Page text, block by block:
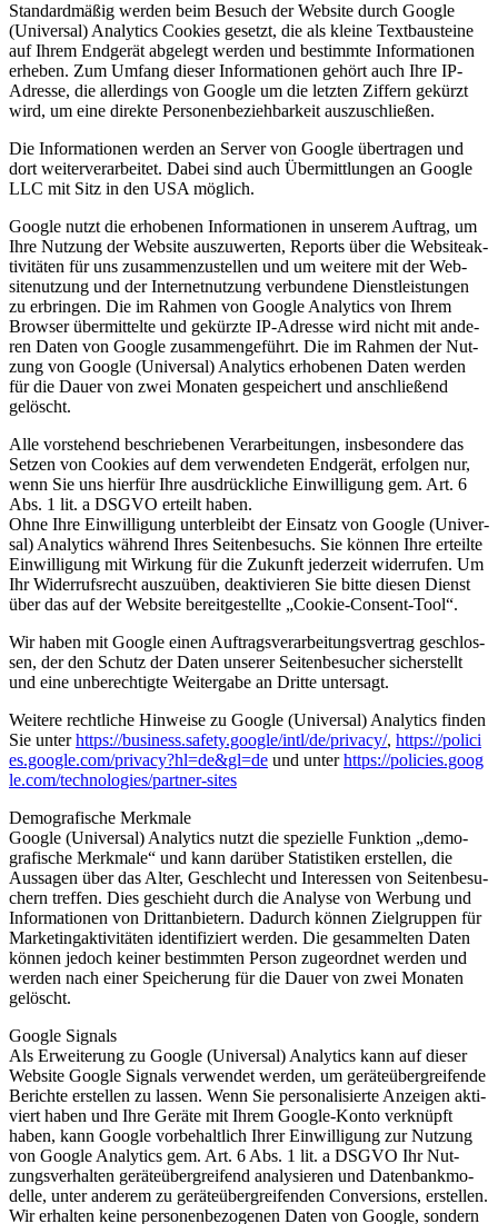
Stan­dard­mä­ßig wer­den beim Besuch der Web­site durch Goog­le
(Uni­ver­sal) Ana­ly­tics Coo­kies gesetzt, die als klei­ne Text­bau­stei­ne
auf Ihrem End­ge­rät abge­legt wer­den und bestimm­te Infor­ma­tio­nen
erhe­ben. Zum Umfang die­ser Infor­ma­tio­nen gehört auch Ihre IP-
Adres­se, die aller­dings von Goog­le um die letz­ten Zif­fern gekürzt
wird, um eine direk­te Per­so­nen­be­zieh­bar­keit aus­zu­schlie­ßen.
Die Infor­ma­tio­nen wer­den an Ser­ver von Goog­le über­tra­gen und
dort wei­ter­ver­ar­bei­tet. Dabei sind auch Über­mitt­lun­gen an Goog­le
LLC mit Sitz in den USA mög­lich.
Goog­le nutzt die erho­be­nen Infor­ma­tio­nen in unse­rem Auf­trag, um
Ihre Nut­zung der Web­site aus­zu­wer­ten, Reports über die Web­site­ak­
ti­vi­tä­ten für uns zusam­men­zu­stel­len und um wei­te­re mit der Web­
site­nut­zung und der Inter­net­nut­zung ver­bun­de­ne Dienst­leis­tun­gen
zu erbrin­gen. Die im Rah­men von Goog­le Ana­ly­tics von Ihrem
Brow­ser über­mit­tel­te und gekürz­te IP-Adres­se wird nicht mit ande­
ren Daten von Goog­le zusam­men­ge­führt. Die im Rah­men der Nut­
zung von Goog­le (Uni­ver­sal) Ana­ly­tics erho­be­nen Daten wer­den
für die Dau­er von zwei Mona­ten gespei­chert und anschlie­ßend
gelöscht.
Alle vor­ste­hend beschrie­be­nen Ver­ar­bei­tun­gen, ins­be­son­de­re das
Set­zen von Coo­kies auf dem ver­wen­de­ten End­ge­rät, erfol­gen nur,
wenn Sie uns hier­für Ihre aus­drück­li­che Ein­wil­li­gung gem. Art. 6
Abs. 1 lit. a DSGVO erteilt haben.
Ohne Ihre Ein­wil­li­gung unter­bleibt der Ein­satz von Goog­le (Uni­ver­
sal) Ana­ly­tics wäh­rend Ihres Sei­ten­be­suchs. Sie kön­nen Ihre erteil­te
Ein­wil­li­gung mit Wir­kung für die Zukunft jeder­zeit wider­ru­fen. Um
Ihr Wider­rufs­recht aus­zu­üben, deak­ti­vie­ren Sie bit­te die­sen Dienst
über das auf der Web­site bereit­ge­stell­te „Coo­kie-Con­sent-Tool“.
Wir haben mit Goog­le einen Auf­trags­ver­ar­bei­tungs­ver­trag geschlos­
sen, der den Schutz der Daten unse­rer Sei­ten­be­su­cher sicher­stellt
und eine unbe­rech­tig­te Wei­ter­ga­be an Drit­te unter­sagt.
Wei­te­re recht­li­che Hin­wei­se zu Goog­le (Uni­ver­sal) Ana­ly­tics fin­den
Sie unterhttps://​busi​ness​.safe​ty​.goog​le/intl/de/privacy/, https://​poli​ci​
es​.goog​le​.com/privacy?hl=de&gl=de und unterhttps://​poli​ci​es​.goog​
le​.com/technologies/part­ner-sites
Demo­gra­fi­sche Merk­ma­le
Goog­le (Uni­ver­sal) Ana­ly­tics nutzt die spe­zi­el­le Funk­ti­on „demo­
gra­fi­sche Merk­ma­le“ und kann dar­über Sta­tis­ti­ken erstel­len, die
Aus­sa­gen über das Alter, Geschlecht und Inter­es­sen von Sei­ten­be­su­
chern tref­fen. Dies geschieht durch die Ana­ly­se von Wer­bung und
Infor­ma­tio­nen von Dritt­an­bie­tern. Dadurch kön­nen Ziel­grup­pen für
Mar­ke­ting­ak­ti­vi­tä­ten iden­ti­fi­ziert wer­den. Die gesam­mel­ten Daten
kön­nen jedoch kei­ner bestimm­ten Per­son zuge­ord­net wer­den und
wer­den nach einer Spei­che­rung für die Dau­er von zwei Mona­ten
gelöscht.
Goog­le Signals
Als Erwei­te­rung zu Goog­le (Uni­ver­sal) Ana­ly­tics kann auf die­ser
Web­site Goog­le Signals ver­wen­det wer­den, um gerä­te­über­grei­fen­de
Berich­te erstel­len zu las­sen. Wenn Sie per­so­na­li­sier­te Anzei­gen akti­
viert haben und Ihre Gerä­te mit Ihrem Goog­le-Kon­to ver­knüpft
haben, kann Goog­le vor­be­halt­lich Ihrer Ein­wil­li­gung zur Nut­zung
von Goog­le Ana­ly­tics gem. Art. 6 Abs. 1 lit. a DSGVO Ihr Nut­
zungs­ver­hal­ten gerä­te­über­grei­fend ana­ly­sie­ren und Daten­bank­mo­
del­le, unter ande­rem zu gerä­te­über­grei­fen­den Con­ver­si­ons, erstel­len.
Wir erhal­ten kei­ne per­so­nen­be­zo­ge­nen Daten von Goog­le, son­dern